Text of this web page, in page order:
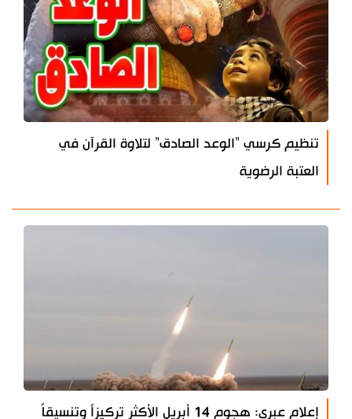
تنظيم كرسي "الوعد الصادق" لتلاوة القرآن في
العتبة الرضوية
إعلام عبري: هجوم 14 أبريل الأكثر تركيزاً وتنسيقاً